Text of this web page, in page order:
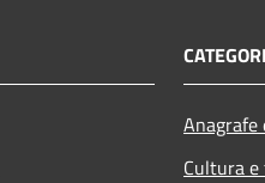
Cultura